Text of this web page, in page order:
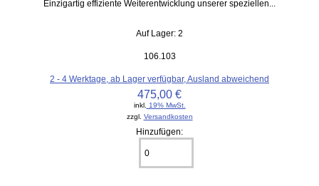
Einzigartig effiziente Weiterentwicklung unserer speziellen...
Auf Lager: 2
106.103
2 - 4 Werktage, ab Lager verfügbar, Ausland abweichend
475,00 €
inkl.
19% MwSt.
zzgl. Versandkosten
Hinzufügen: